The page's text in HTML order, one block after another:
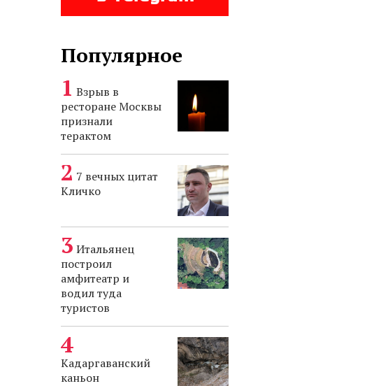
Популярное
Взрыв в
ресторане Москвы
признали
терактом
7 вечных цитат
Кличко
Итальянец
построил
амфитеатр и
водил туда
туристов
Кадаргаванский
каньон